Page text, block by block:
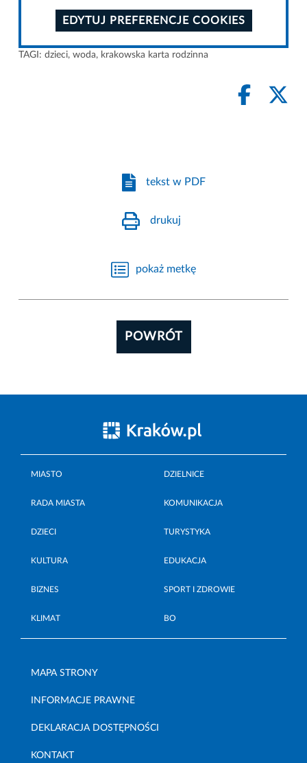
EDYTUJ PREFERENCJE COOKIES
TAGI: dzieci, woda, krakowska karta rodzinna
tekst w PDF
drukuj
pokaż metkę
POWRÓT
MIASTO DZIELNICE
RADA MIASTA KOMUNIKACJA
DZIECI TURYSTYKA
KULTURA EDUKACJA
BIZNES SPORT I ZDROWIE
KLIMAT BO
MAPA STRONY
INFORMACJE PRAWNE
DEKLARACJA DOSTĘPNOŚCI
KONTAKT